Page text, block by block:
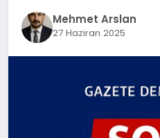
SAĞLIKMehmet Arslan
27 Haziran 2025